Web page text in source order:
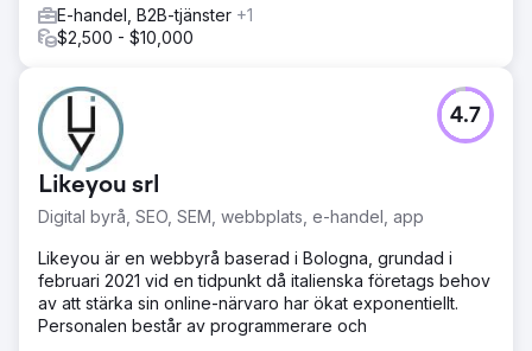
E-handel, B2B-tjänster +1
$2,500 - $10,000
Likeyou srl
Digital byrå, SEO, SEM, webbplats, e-handel, app
4.7
Likeyou är en webbyrå baserad i Bologna, grundad i
februari 2021 vid en tidpunkt då italienska företags behov
av att stärka sin online-närvaro har ökat exponentiellt.
Personalen består av programmerare och